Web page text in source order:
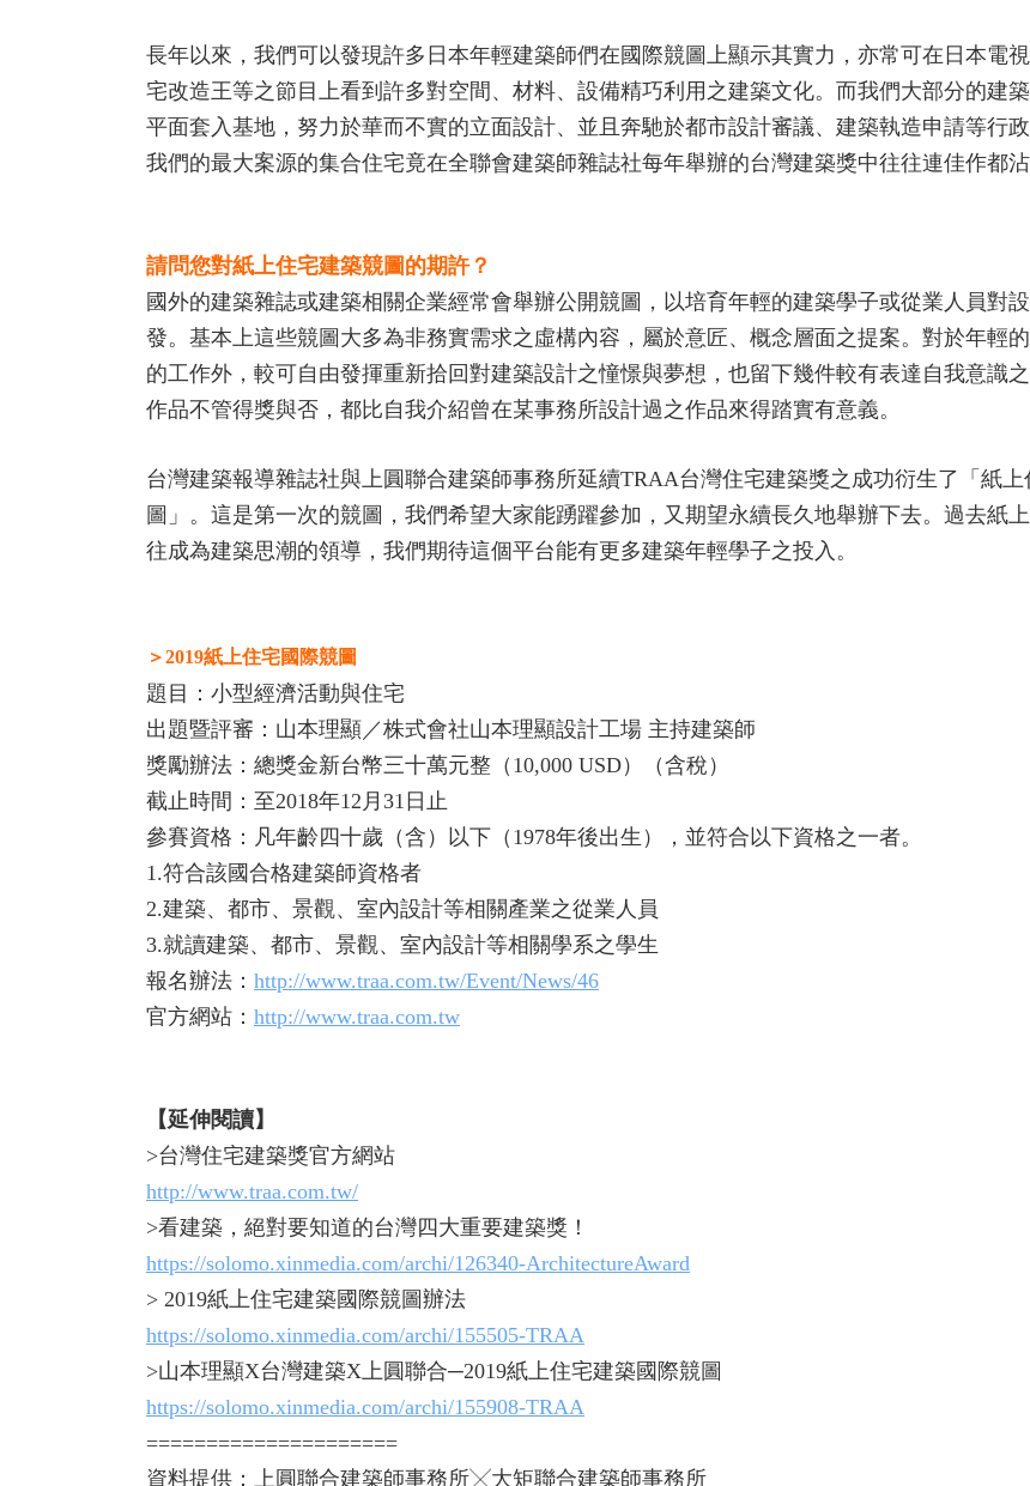
長年以來，我們可以發現許多日本年輕建築師們在國際競圖上顯示其實力，亦常可在日本電
宅改造王等之節目上看到許多對空間、材料、設備精巧利用之建築文化。而我們大部分的建
平面套入基地，努力於華而不實的立面設計、並且奔馳於都市設計審議、建築執造申請等行
我們的最大案源的集合住宅竟在全聯會建築師雜誌社每年舉辦的台灣建築獎中往往連佳作都沾
請問您對紙上住宅建築競圖的期許？
國外的建築雜誌或建築相關企業經常會舉辦公開競圖，以培育年輕的建築學子或從業人員對
發。基本上這些競圖大多為非務實需求之虛構內容，屬於意匠、概念層面之提案。對於年輕
的工作外，較可自由發揮重新拾回對建築設計之憧憬與夢想，也留下幾件較有表達自我意識
作品不管得獎與否，都比自我介紹曾在某事務所設計過之作品來得踏實有意義。
台灣建築報導雜誌社與上圓聯合建築師事務所延續TRAA台灣住宅建築獎之成功衍生了「紙
圖」。這是第一次的競圖，我們希望大家能踴躍參加，又期望永續長久地舉辦下去。過去紙
往成為建築思潮的領導，我們期待這個平台能有更多建築年輕學子之投入。
＞2019紙上住宅國際競圖
題目：小型經濟活動與住宅
出題暨評審：山本理顯／株式會社山本理顯設計工場 主持建築師
獎勵辦法：總獎金新台幣三十萬元整（10,000 USD）（含稅）
截止時間：至2018年12月31日止
參賽資格：凡年齡四十歲（含）以下（1978年後出生），並符合以下資格之一者。
1.符合該國合格建築師資格者
2.建築、都市、景觀、室內設計等相關產業之從業人員
3.就讀建築、都市、景觀、室內設計等相關學系之學生
報名辦法： http://www.traa.com.tw/Event/News/46
官方網站： http://www.traa.com.tw
【延伸閱讀】
>台灣住宅建築獎官方網站
http://www.traa.com.tw/
>看建築，絕對要知道的台灣四大重要建築獎！
https://solomo.xinmedia.com/archi/126340-ArchitectureAward
> 2019紙上住宅建築國際競圖辦法
https://solomo.xinmedia.com/archi/155505-TRAA
>山本理顯X台灣建築X上圓聯合─2019紙上住宅建築國際競圖
https://solomo.xinmedia.com/archi/155908-TRAA
=====================
資料提供：上圓聯合建築師事務所╳大矩聯合建築師事務所